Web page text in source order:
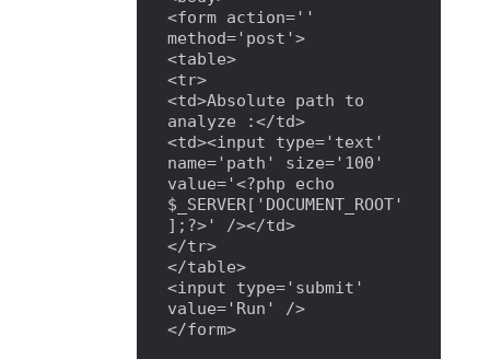
<form action=''
method='post'>
<table>
<tr>
<td>Absolute path to
analyze :</td>
<td><input type='text'
name='path' size='100'
value='<?php echo
$_SERVER['DOCUMENT_ROOT'
];?>' /></td>
</tr>
</table>
<input type='submit'
value='Run' />
</form>